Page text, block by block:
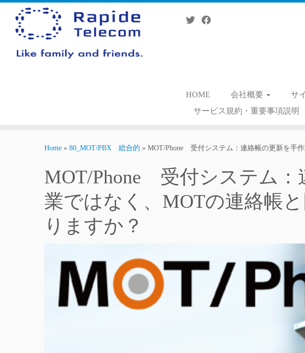
Skip
content
HOME 会社概要 サ
サービス規約・重要事項説明
Home » 80_MOT/PBX 総合的 » MOT/Phone 受付システム：連絡帳の更新を手
MOT/Phone 受付システム：
業ではなく、MOTの連絡帳
りますか？